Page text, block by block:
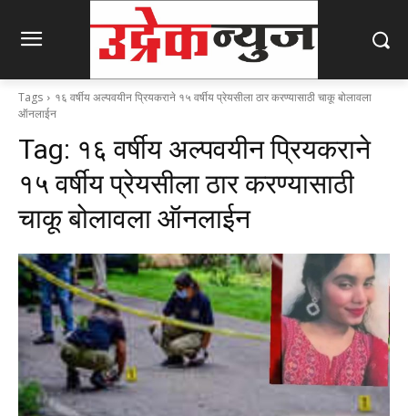
Tags
१६ वर्षीय अल्पवयीन प्रियकराने १५ वर्षीय प्रेयसीला ठार करण्यासाठी चाकू बोलावला
ऑनलाईन
Tag: १६ वर्षीय अल्पवयीन प्रियकराने
१५ वर्षीय प्रेयसीला ठार करण्यासाठी
चाकू बोलावला ऑनलाईन